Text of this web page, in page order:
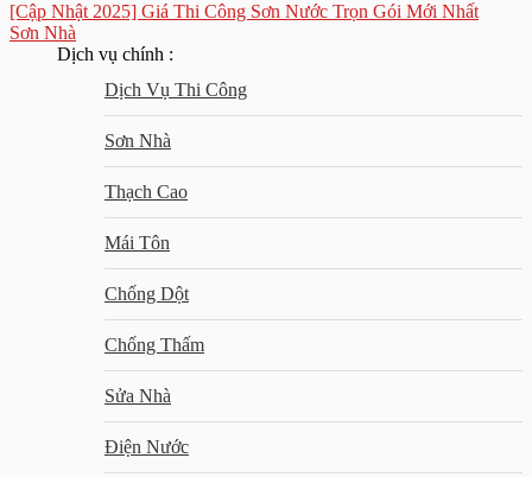
[Cập Nhật 2025] Giá Thi Công Sơn Nước Trọn Gói Mới Nhất
Sơn Nhà
Dịch vụ chính :
Dịch Vụ Thi Công
Sơn Nhà
Thạch Cao
Mái Tôn
Chống Dột
Chống Thấm
Sửa Nhà
Điện Nước